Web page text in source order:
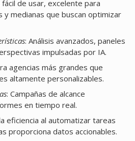
de usar, excelente para
y medianas que buscan optimizar
: Análisis avanzados, paneles
impulsadas por IA.
agencias más grandes que
altamente personalizables.
: Campañas de alcance
en tiempo real.
eficiencia al automatizar tareas
proporciona datos accionables.